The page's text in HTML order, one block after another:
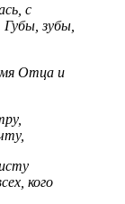
с
Губы, зубы,
Отца и
кого